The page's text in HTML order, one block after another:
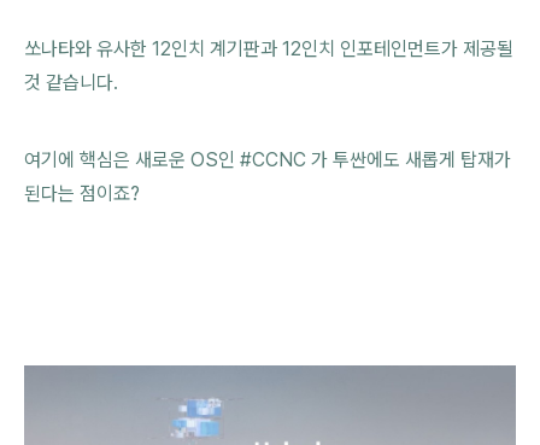
쏘나타와 유사한 12인치 계기판과 12인치 인포테인먼트가 제공될
것 같습니다.
여기에 핵심은 새로운 OS인 #CCNC 가 투싼에도 새롭게 탑재가
된다는 점이죠?